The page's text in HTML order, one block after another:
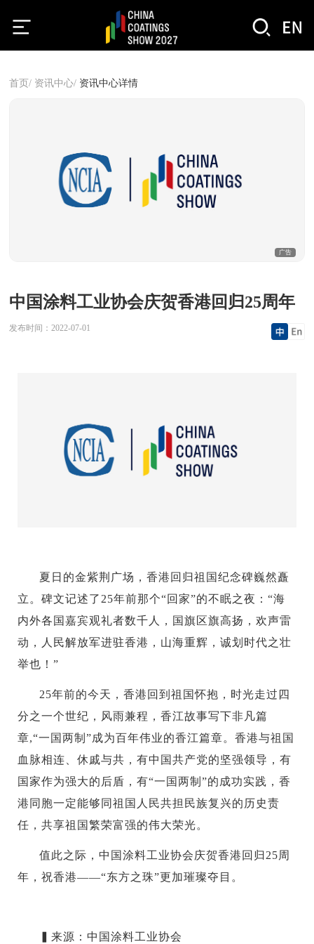
首页/ 资讯中心/ 资讯中心详情
广告
中国涂料工业协会庆贺香港回归25周年
发布时间：2022-07-01
夏日的金紫荆广场，香港回归祖国纪念碑巍然矗
立。碑文记述了25年前那个“回家”的不眠之夜：“海
内外各国嘉宾观礼者数千人，国旗区旗高扬，欢声雷
动，人民解放军进驻香港，山海重辉，诚划时代之壮
举也！”
25年前的今天，香港回到祖国怀抱，时光走过四
分之一个世纪，风雨兼程，香江故事写下非凡篇
章,“一国两制”成为百年伟业的香江篇章。香港与祖国
血脉相连、休戚与共，有中国共产党的坚强领导，有
国家作为强大的后盾，有“一国两制”的成功实践，香
港同胞一定能够同祖国人民共担民族复兴的历史责
任，共享祖国繁荣富强的伟大荣光。
值此之际，中国涂料工业协会庆贺香港回归25周
年，祝香港——“东方之珠”更加璀璨夺目。
▍来源：中国涂料工业协会